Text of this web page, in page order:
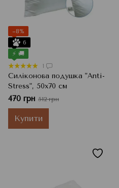
−8%
6
⚡ 🚚
1
Силіконова подушка "Anti-
Stress", 50x70 см
470 грн 512 грн
Купити